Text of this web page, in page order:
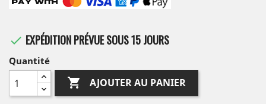
 EXPÉDITION PRÉVUE SOUS 15 JOURS
Quantité
 AJOUTER AU PANIER